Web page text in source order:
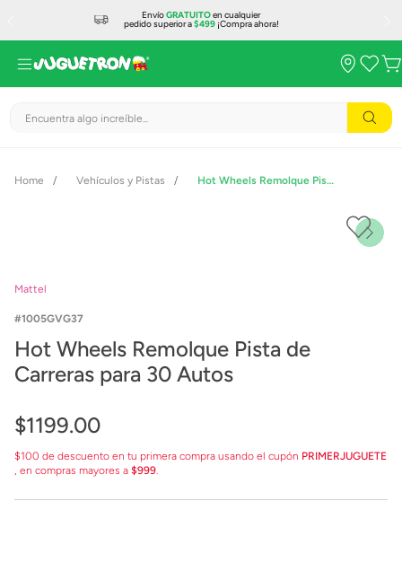
EnvíoGRATUITOen cualquier
pedido superior a$499¡Compra ahora!
Encuentra algo increíble...
Vehículos y Pistas Hot Wheels Remolque Pista de Carreras para 30 Autos
Mattel
1005GVG37
Hot Wheels Remolque Pista de
Carreras para 30 Autos
$1199.00
$100 de descuento en tu primera compra usando el cupón PRIMERJUGUETE
, en compras mayores a $999.